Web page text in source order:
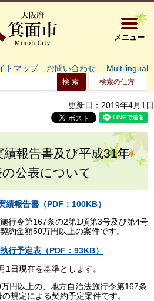
大阪府箕
メニュー
トマップ お問い合わせ Multilingual
検索の仕方
更新日：2019年4月1日
報告書及び平成31年
公表について
績報告書（PDF：100KB）
行令第167条の2第1項第3号及び第4号
約金額50万円以上の案件です。
行予定表（PDF：93KB）
日現在を基準とします。
円以上の、地方自治法施行令第167条
規定による契約予定案件です。